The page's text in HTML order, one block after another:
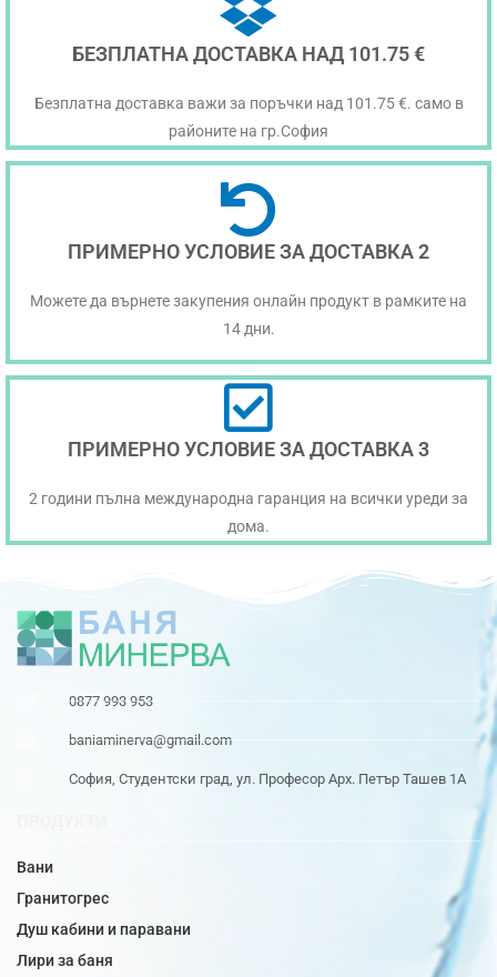
БЕЗПЛАТНА ДОСТАВКА НАД 101.75 €
Безплатна доставка важи за поръчки над 101.75 €. само в
районите на гр.София
ПРИМЕРНО УСЛОВИЕ ЗА ДОСТАВКА 2
Можете да върнете закупения онлайн продукт в рамките на
14 дни.
ПРИМЕРНО УСЛОВИЕ ЗА ДОСТАВКА 3
2 години пълна международна гаранция на всички уреди за
дома.
0877 993 953
baniaminerva@gmail.com
София, Студентски град, ул. Професор Арх. Петър Ташев 1А
Вани
Гранитогрес
Душ кабини и паравани
Лири за баня